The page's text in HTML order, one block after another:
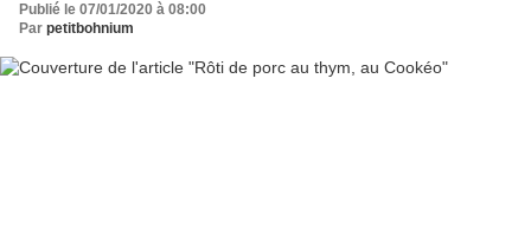
Publié le 07/01/2020 à 08:00
Par petitbohnium